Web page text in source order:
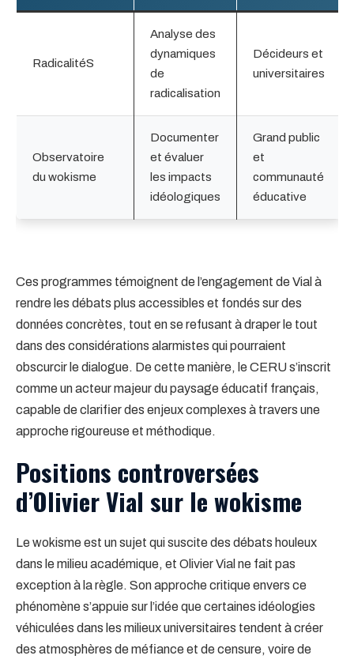
RadicalitéS
Analyse des
dynamiques
de
radicalisation
Décideurs et
universitaires
Observatoire
du wokisme
Documenter
et évaluer
les impacts
idéologiques
Grand public
et
communauté
éducative
Ces programmes témoignent de l’engagement de Vial à
rendre les débats plus accessibles et fondés sur des
données concrètes, tout en se refusant à draper le tout
dans des considérations alarmistes qui pourraient
obscurcir le dialogue. De cette manière, le CERU s’inscrit
comme un acteur majeur du paysage éducatif français,
capable de clarifier des enjeux complexes à travers une
approche rigoureuse et méthodique.
Positions controversées
d’Olivier Vial sur le wokisme
Le wokisme est un sujet qui suscite des débats houleux
dans le milieu académique, et Olivier Vial ne fait pas
exception à la règle. Son approche critique envers ce
phénomène s’appuie sur l’idée que certaines idéologies
véhiculées dans les milieux universitaires tendent à créer
des atmosphères de méfiance et de censure, voire de